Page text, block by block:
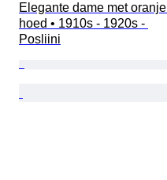
Elegante dame met oranje
hoed • 1910s - 1920s -
Posliini